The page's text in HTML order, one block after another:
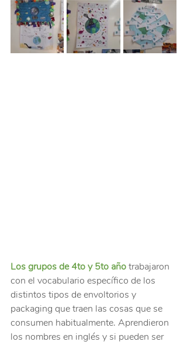
Los grupos de 4to y 5to año trabajaron
con el vocabulario específico de los
distintos tipos de envoltorios y
packaging que traen las cosas que se
consumen habitualmente. Aprendieron
los nombres en inglés y si pueden ser